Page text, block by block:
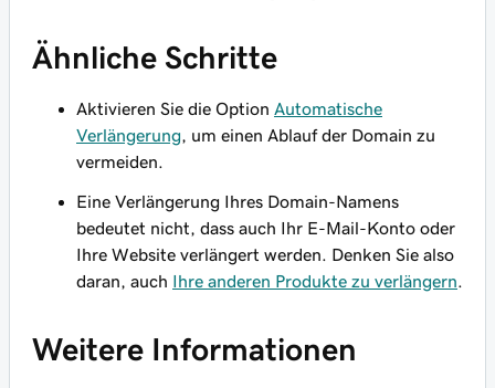
Ähnliche Schritte
Aktivieren Sie die Option Automatische
Verlängerung , um einen Ablauf der Domain zu
vermeiden.
Eine Verlängerung Ihres Domain-Namens
bedeutet nicht , dass auch Ihr E-Mail-Konto oder
Ihre Website verlängert werden. Denken Sie also
daran, auch Ihre anderen Produkte zu verlängern
Weitere Informationen